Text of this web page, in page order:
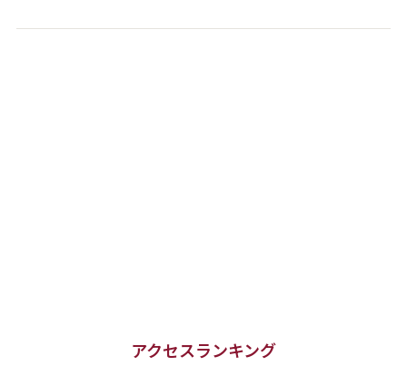
アクセスランキング